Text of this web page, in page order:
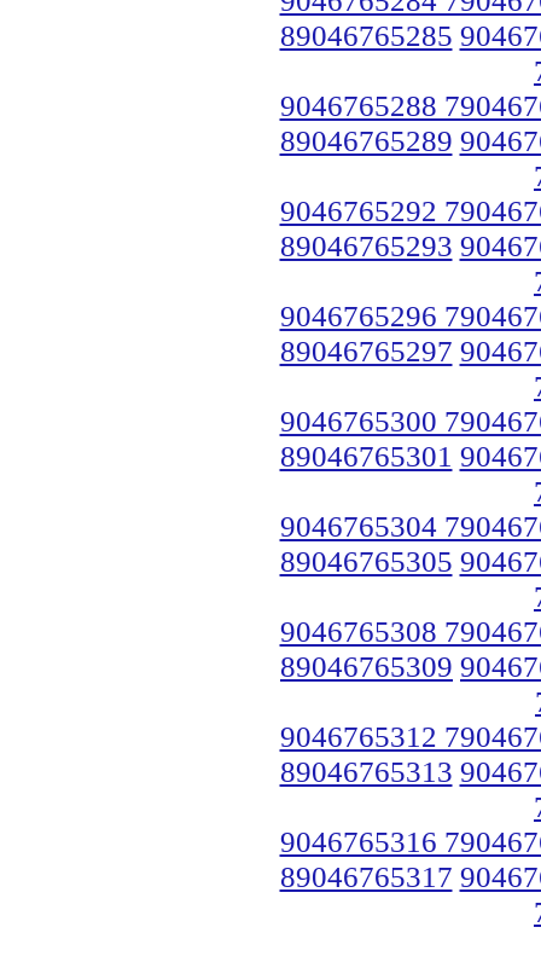
89046765285
9046765288
89046765289
9046765292
89046765293
9046765296
89046765297
9046765300
89046765301
9046765304
89046765305
9046765308
89046765309
9046765312
89046765313
9046765316
89046765317